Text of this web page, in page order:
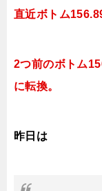
直近ボトム
2つ前のボトム
に転換。
昨日は